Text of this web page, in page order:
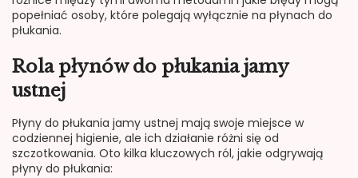
popełniać osoby, które polegają wyłącznie na płynach do
płukania.
Rola płynów do płukania jamy
ustnej
Płyny do płukania jamy ustnej mają swoje miejsce w
codziennej higienie, ale ich działanie różni się od
szczotkowania. Oto kilka kluczowych ról, jakie odgrywają
płyny do płukania: